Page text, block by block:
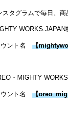
スタグラムで毎日、商
ウント名 【
・MIGHTY
ウント名 【